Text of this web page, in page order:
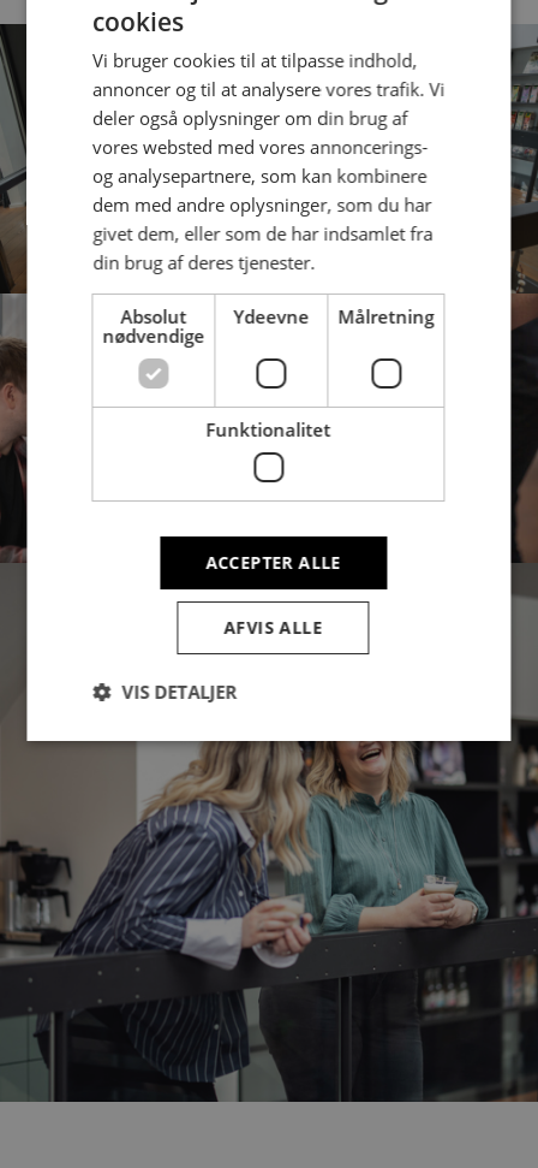
cookies
Vi bruger cookies til at tilpasse indhold,
annoncer og til at analysere vores trafik. Vi
deler også oplysninger om din brug af
vores websted med vores annoncerings-
og analysepartnere, som kan kombinere
dem med andre oplysninger, som du har
givet dem, eller som de har indsamlet fra
din brug af deres tjenester.
Absolut
nødvendige
Ydeevne Målretning
Funktionalitet
ACCEPTER ALLE
AFVIS ALLE
VIS DETALJER